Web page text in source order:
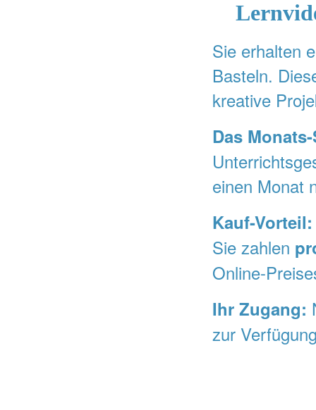
Sie erhalten
Basteln.
kreative
Das
einen Monat
Kauf-Vorteil:
Sie zahlen
Online-
Ihr Zugang:
zur